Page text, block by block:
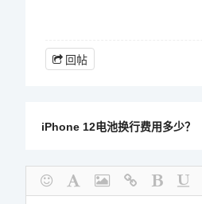
回帖
iPhone 12电池换行费用多少？